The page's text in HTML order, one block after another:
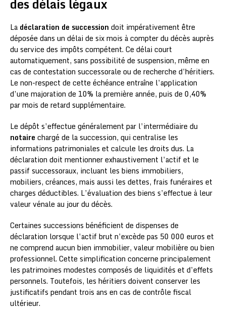
La déclaration de succession doit impérativement être
déposée dans un délai de six mois à compter du décès auprès
du service des impôts compétent. Ce délai court
automatiquement, sans possibilité de suspension, même en
cas de contestation successorale ou de recherche d’héritiers.
Le non-respect de cette échéance entraîne l’application
d’une majoration de 10% la première année, puis de 0,40%
par mois de retard supplémentaire.
Le dépôt s’effectue généralement par l’intermédiaire du
notaire chargé de la succession, qui centralise les
informations patrimoniales et calcule les droits dus. La
déclaration doit mentionner exhaustivement l’actif et le
passif successoraux, incluant les biens immobiliers,
mobiliers, créances, mais aussi les dettes, frais funéraires et
charges déductibles. L’évaluation des biens s’effectue à leur
valeur vénale au jour du décès.
Certaines successions bénéficient de dispenses de
déclaration lorsque l’actif brut n’excède pas 50 000 euros et
ne comprend aucun bien immobilier, valeur mobilière ou bien
professionnel. Cette simplification concerne principalement
les patrimoines modestes composés de liquidités et d’effets
personnels. Toutefois, les héritiers doivent conserver les
justificatifs pendant trois ans en cas de contrôle fiscal
ultérieur.